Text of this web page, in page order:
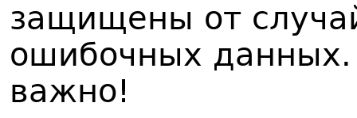
защищены от
ошибочных данных.
важно!